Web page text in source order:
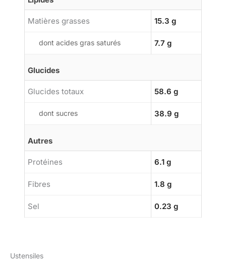
Matières grasses 15.3 g
dont acides gras saturés 7.7 g
Glucides
Glucides totaux 58.6 g
dont sucres 38.9 g
Autres
Protéines 6.1 g
Fibres 1.8 g
Sel 0.23 g
Ustensiles